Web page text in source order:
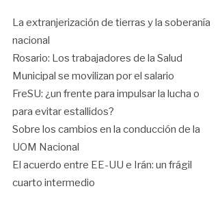
La extranjerización de tierras y la soberanía
nacional
Rosario: Los trabajadores de la Salud
Municipal se movilizan por el salario
FreSU: ¿un frente para impulsar la lucha o
para evitar estallidos?
Sobre los cambios en la conducción de la
UOM Nacional
El acuerdo entre EE-UU e Irán: un frágil
cuarto intermedio